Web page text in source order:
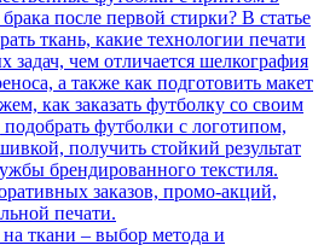
после первой стирки? В статье
ткань, какие технологии печати
задач, чем отличается шелкография
а также как подготовить макет
как заказать футболку со своим
футболки с логотипом,
получить стойкий результат
брендированного текстиля.
заказов, промо-акций,
печати.
ткани – выбор метода и